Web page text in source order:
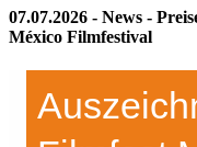
07.07.2026 - News -
México Filmfestival